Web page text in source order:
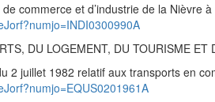
commerce et d’industrie de la Nièvre à
DU LOGEMENT, DU TOURISME ET
juillet 1982 relatif aux transports en